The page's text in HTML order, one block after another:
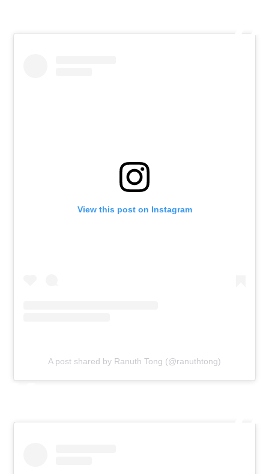
View this post on Instagram
A post shared by Ranuth Tong (@ranuthtong)